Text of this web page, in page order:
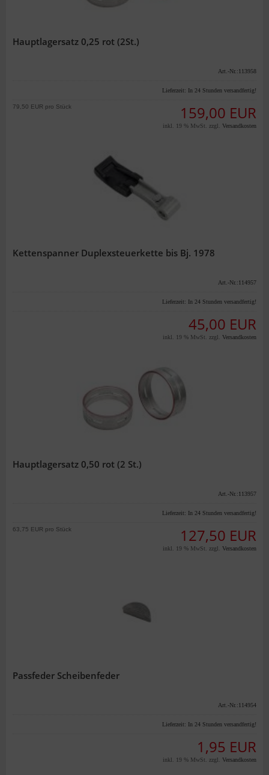
Hauptlagersatz 0,25 rot (2St.)
Art.-Nr.:113958
Lieferzeit: In 24 Stunden versandfertig!
159,00 EUR
79,50 EUR pro Stück
inkl. 19 % MwSt. zzgl. Versandkosten
Kettenspanner Duplexsteuerkette bis Bj. 1978
Art.-Nr.:114957
Lieferzeit: In 24 Stunden versandfertig!
45,00 EUR
inkl. 19 % MwSt. zzgl. Versandkosten
Hauptlagersatz 0,50 rot (2 St.)
Art.-Nr.:113957
Lieferzeit: In 24 Stunden versandfertig!
127,50 EUR
63,75 EUR pro Stück
inkl. 19 % MwSt. zzgl. Versandkosten
Passfeder Scheibenfeder
Art.-Nr.:114954
Lieferzeit: In 24 Stunden versandfertig!
1,95 EUR
inkl. 19 % MwSt. zzgl. Versandkosten